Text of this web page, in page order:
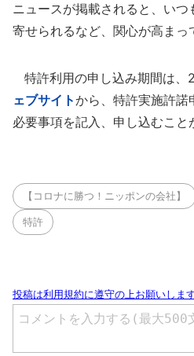
ニュースが掲載されると、い
寄せられるなど、関心が高まっ
特許利用の申し込み期間は、
ェブサイトから、特許実施許諾
必要事項を記入、申し込むこと
【コロナに勝つ！ニッポンの会社】
特許